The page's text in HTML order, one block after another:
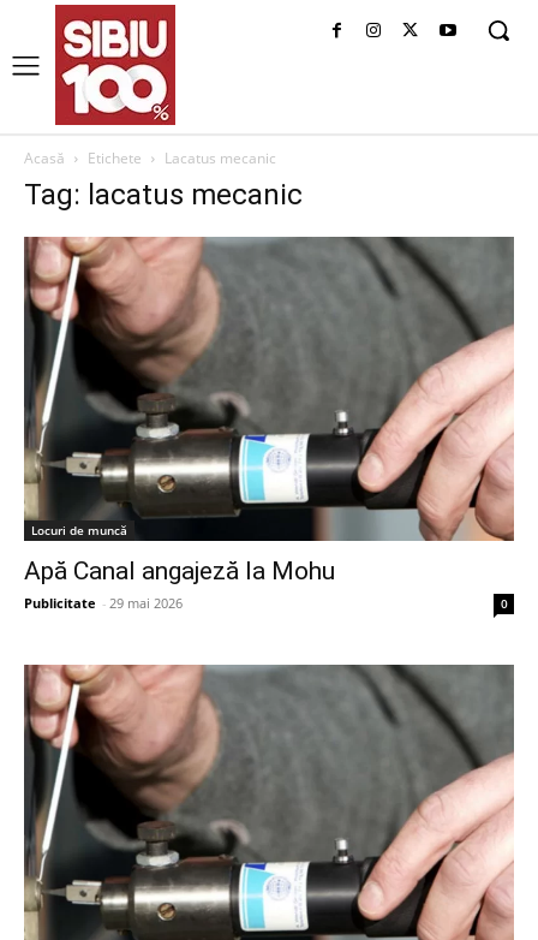
Acasă Etichete Lacatus mecanic
Tag: lacatus mecanic
Locuri de muncă
Apă Canal angajeză la Mohu
Publicitate - 29 mai 2026 0